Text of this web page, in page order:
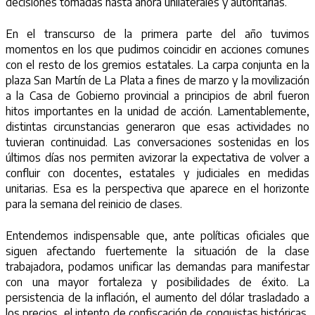
En el transcurso de la primera parte del año tuvimos
momentos en los que pudimos coincidir en acciones comunes
con el resto de los gremios estatales. La carpa conjunta en la
plaza San Martín de La Plata a fines de marzo y la movilización
a la Casa de Gobierno provincial a principios de abril fueron
hitos importantes en la unidad de acción. Lamentablemente,
distintas circunstancias generaron que esas actividades no
tuvieran continuidad. Las conversaciones sostenidas en los
últimos días nos permiten avizorar la expectativa de volver a
confluir con docentes, estatales y judiciales en medidas
unitarias. Esa es la perspectiva que aparece en el horizonte
para la semana del reinicio de clases.
Entendemos indispensable que, ante políticas oficiales que
siguen afectando fuertemente la situación de la clase
trabajadora, podamos unificar las demandas para manifestar
con una mayor fortaleza y posibilidades de éxito. La
persistencia de la inflación, el aumento del dólar trasladado a